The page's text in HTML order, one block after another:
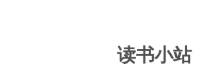
读书小站